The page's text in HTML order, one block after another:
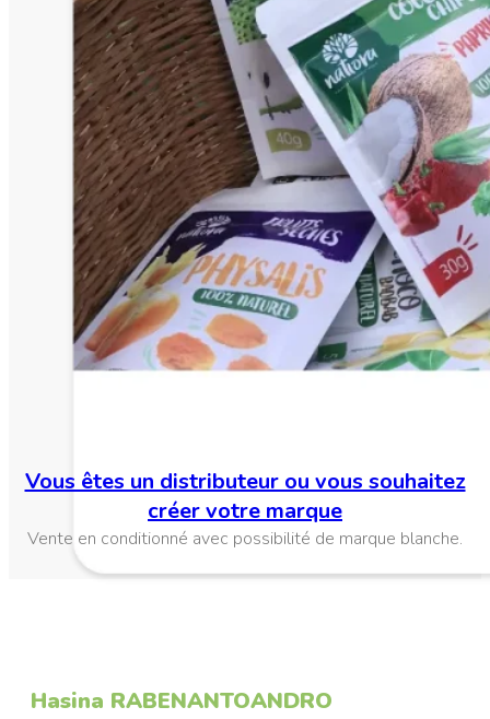
Vous êtes un distributeur ou vous souhaitez
créer votre marque
Vente en conditionné avec possibilité de marque blanche.
Hasina RABENANTOANDRO